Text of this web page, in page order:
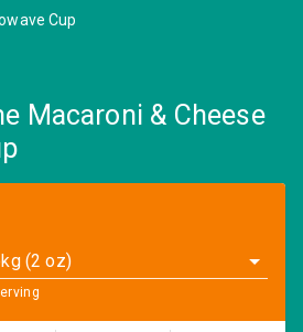
Cup
Macaroni & Cheese
(2 oz)